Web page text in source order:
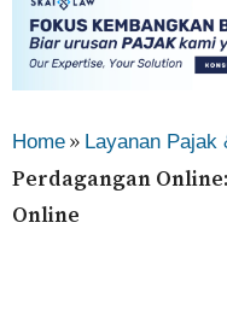
Home » Layanan Pajak
Perdagangan
Online